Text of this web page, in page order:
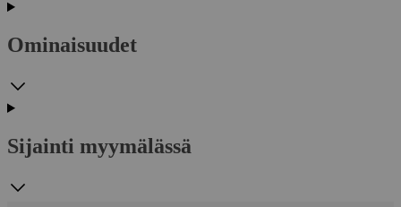
Ominaisuudet
Sijainti myymälässä